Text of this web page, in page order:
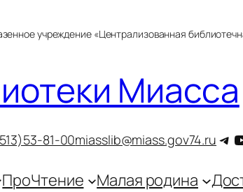
учреждение «Централизованная
Миасса
81-00miasslib@miass.gov74.ru
ПроЧтение Малая родина